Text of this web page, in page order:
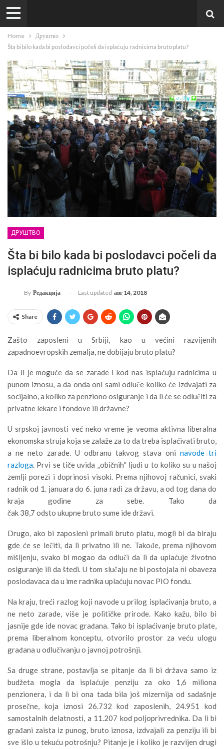
Home
Друштво
Šta bi bilo kada bi poslodavci počeli da isplaćuju radnicima bruto platu?
ДРУШТВО
Šta bi bilo kada bi poslodavci počeli da
isplaćuju radnicima bruto platu?
By Редакција Last updated авг 14, 2018
Share
Zašto zaposleni u Srbiji, kao u većini razvijenih
zapadnoevropskih zemalja, ne dobijaju bruto platu?
Da li je moguće da se zarade i kod nas isplaćuju radnicima u
punom iznosu, a da onda oni sami odluče koliko će izdvajati za
socijalno, a koliko za penziono osiguranje i da li će se odlučiti za
privatne lekare i fondove ili državne?
U srpskoj javnosti već neko vreme je veoma aktivna liberalna
ekonomska struja koja se zalaže za to da treba isplaćivati bruto,
a ne neto zarade. U odbranu takvog stava oni navode tri
razloga. Prvi se tiče uvida „običnih“ ljudi u to koliko su u našoj
zemlji porezi i doprinosi visoki. Prema njihovoj računici, svaki
radnik od 1. januara do 6. juna radi za državu, a od tog dana do
kraja godine za sebe. Tako da
čak 38,7 odsto ukupne bruto sume ide državi.
Drugo, ako bi zaposleni primali bruto platu, mogli bi da biraju
gde će se lečiti, da li privatno ili ne. Takođe, prema njihovom
mišljenju, svako bi mogao da odluči da li da uplaćuje životno
osiguranje ili da štedi. U tom slučaju ne bi postojala ni obaveza
poslodavaca da u ime radnika uplaćuju novac PIO fondu.
Na kraju, treći razlog koji navode u prilog isplaćivanja bruto, a
ne neto zarade, više je političke prirode. Kako kažu, bilo bi
jasnije gde ide novac građana. Tako bi isplaćivanje bruto plate,
prema liberalnom konceptu, otvorilo prostor za veću ulogu
građana u odlučivanju o javnoj potrošnji.
Sa druge strane, postavlja se pitanje da li bi država samo iz
budžeta mogla da isplaćuje penziju za oko 1,6 miliona
penzionera, i da li bi ona tada bila još mizernija od sadašnje
prosečne, koja iznosi 26.732 kod zaposlenih, 24.951 kod
samostalnih delatnosti, a 11.207 kod poljoprivrednika. Da li bi
građani zaista iz punog, bruto iznosa, izdvajali za penziju ili bi
sve išlo u tekuću potrošnju? Pitanje je i koliko je razvijen drugi